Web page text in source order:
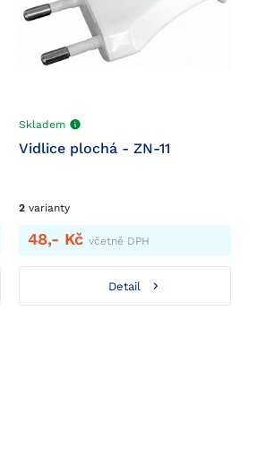
Skladem
Vidlice plochá - ZN-11
2 varianty
48,- Kčvčetně DPH
Detail